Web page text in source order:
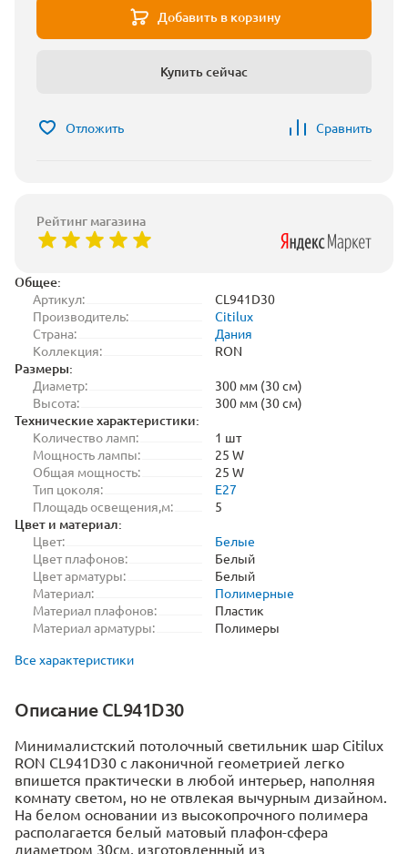
Общее:
Артикул:
CL941D30
Производитель:
Citilux
Страна:
Дания
Коллекция:
RON
Размеры:
Диаметр:
300 мм (30 см)
Высота:
300 мм (30 см)
Технические характеристики:
Количество ламп:
1 шт
Мощность лампы:
25 W
Общая мощность:
25 W
Тип цоколя:
E27
Площадь освещения,м:
5
Цвет и материал:
Цвет:
Белые
Цвет плафонов:
Белый
Цвет арматуры:
Белый
Материал:
Полимерные
Материал плафонов:
Пластик
Материал арматуры:
Полимеры
Все характеристики
Описание CL941D30
Минималистский потолочный светильник шар Citilux
RON CL941D30 с лаконичной геометрией легко
впишется практически в любой интерьер, наполняя
комнату светом, но не отвлекая вычурным дизайном.
На белом основании из высокопрочного полимера
располагается белый матовый плафон-сфера
диаметром 30см, изготовленный из
Добавить в корзину
Купить сейчас
Отложить Сравнить
Рейтинг магазина